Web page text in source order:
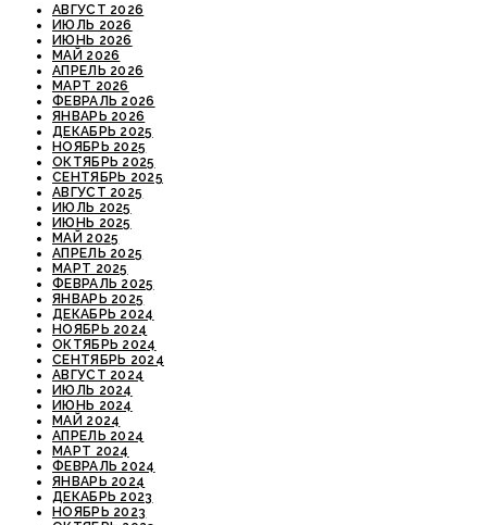
АВГУСТ 2026
ИЮЛЬ 2026
ИЮНЬ 2026
МАЙ 2026
АПРЕЛЬ 2026
МАРТ 2026
ФЕВРАЛЬ 2026
ЯНВАРЬ 2026
ДЕКАБРЬ 2025
НОЯБРЬ 2025
ОКТЯБРЬ 2025
СЕНТЯБРЬ 2025
АВГУСТ 2025
ИЮЛЬ 2025
ИЮНЬ 2025
МАЙ 2025
АПРЕЛЬ 2025
МАРТ 2025
ФЕВРАЛЬ 2025
ЯНВАРЬ 2025
ДЕКАБРЬ 2024
НОЯБРЬ 2024
ОКТЯБРЬ 2024
СЕНТЯБРЬ 2024
АВГУСТ 2024
ИЮЛЬ 2024
ИЮНЬ 2024
МАЙ 2024
АПРЕЛЬ 2024
МАРТ 2024
ФЕВРАЛЬ 2024
ЯНВАРЬ 2024
ДЕКАБРЬ 2023
НОЯБРЬ 2023